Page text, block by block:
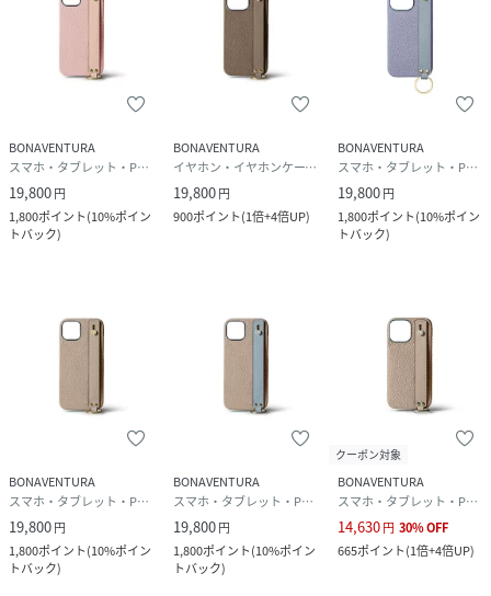
BONAVENTURA
スマホ・タブレット・PCケース/カバー
19,800円
1,800ポイント(10%ポイン
トバック)
BONAVENTURA
イヤホン・イヤホンケース・ヘッドフォン
19,800円
900ポイント(1倍+4倍UP)
BONAVENTURA
スマホ・タブレット・PCケース/カバー
19,800円
1,800ポイント(10%ポイン
トバック)
BONAVENTURA
スマホ・タブレット・PCケース/カバー
19,800円
1,800ポイント(10%ポイン
トバック)
BONAVENTURA
スマホ・タブレット・PCケース/カバー
19,800円
1,800ポイント(10%ポイン
トバック)
クーポン対象
BONAVENTURA
スマホ・タブレット・PCケース/カバー
14,630円 30%OFF
665ポイント(1倍+4倍UP)